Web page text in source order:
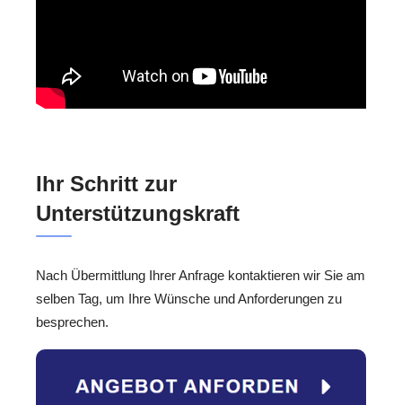
Ihr Schritt zur
Unterstützungskraft
Nach Übermittlung Ihrer Anfrage kontaktieren wir Sie am
selben Tag, um Ihre Wünsche und Anforderungen zu
besprechen.